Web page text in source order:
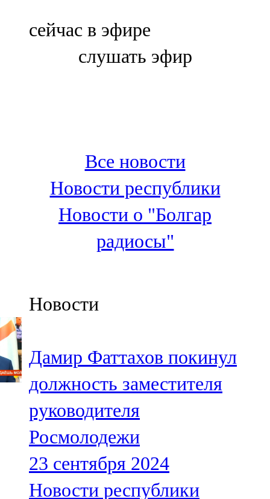
Болгар
100,3 FM
Зәй
106,6 FM
Кадыбаш
105,2 FM
91,5 FM
106,1 FM
Кама тамагы
71,51 FM
Кукмара
107,9 FM
сейчас в эфире
слушать эфир
Все новости
Новости республики
Новости о "Болгар
радиосы"
Новости
Дамир Фаттахов покинул
должность заместителя
руководителя
Росмолодежи
23 сентября 2024
Новости республики